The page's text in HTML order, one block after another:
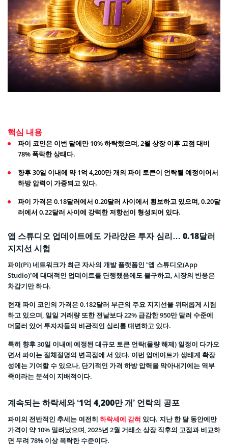
핵심 내용
파이 코인은 이번 달에만 10% 하락했으며, 2월 상장 이후 고점 대비
78% 폭락한 상태다.
향후 30일 이내에 약 1억 4,200만 개의 파이 토큰이 언락될 예정이어서
하방 압력이 가중되고 있다.
파이 가격은 0.18달러에서 0.20달러 사이에서 횡보하고 있으며, 0.20달
러에서 0.22달러 사이에 강력한 저항선이 형성되어 있다.
앱 스튜디오 업데이트에도 가라앉은 투자 심리… 0.18달러
지지선 시험
파이(Pi) 네트워크가 최근 자사의 개발 플랫폼인 ‘앱 스튜디오(App
Studio)’에 대대적인 업데이트를 단행했음에도 불구하고, 시장의 반응은
차갑기만 하다.
현재 파이 코인의 가격은 0.182달러 부근의 주요 지지선을 위태롭게 시험
하고 있으며, 일일 거래량 또한 전날보다 22% 급감한 950만 달러 수준에
머물러 있어 투자자들의 비관적인 심리를 대변하고 있다.
특히 향후 30일 이내에 예정된 대규모 토큰 언락(물량 해제) 일정이 다가오
면서 파이는 절체절명의 변곡점에 서 있다. 이번 업데이트가 생태계 확장
성에는 기여할 수 있으나, 단기적인 가격 하방 압력을 막아내기에는 역부
족이라는 분석이 지배적이다.
계속되는 하락세와 ‘1억 4,200만 개’ 언락의 공포
파이의 전반적인 추세는 여전히 하락세에 갇혀 있다. 지난 한 달 동안에만
가격이 약 10% 밀려났으며, 2025년 2월 거래소 상장 직후의 고점과 비교하
면 무려 78% 이상 폭락한 수준이다.